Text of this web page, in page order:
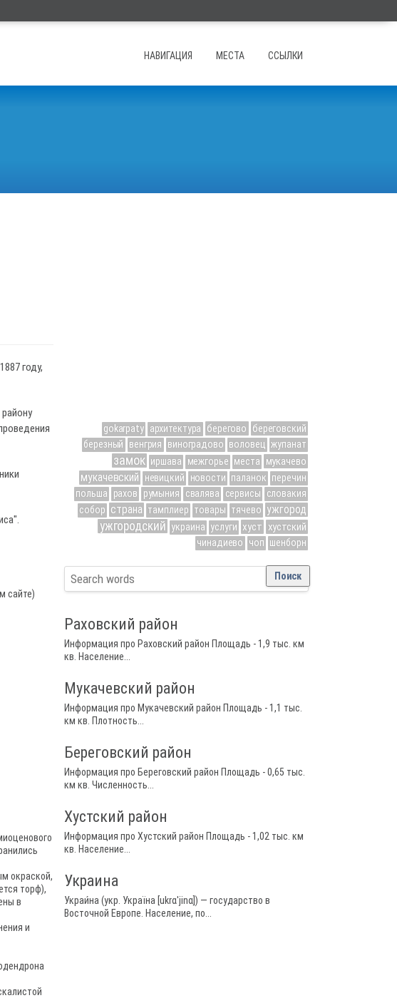
НАВИГАЦИЯ МЕСТА ССЫЛКИ
году,
сайте)
окраской,
торф),
в
и
gokarpaty архитектура берегово береговский
березный венгрия виноградово воловец жупанат
замок иршава межгорье места мукачево
мукачевский невицкий новости паланок перечин
польша рахов румыния свалява сервисы словакия
собор страна тамплиер товары тячево ужгород
ужгородский украина услуги хуст хустский
чинадиево чоп шенборн
Раховский район
Информация про Раховский район Площадь - 1,9 тыс. км
кв. Население...
Мукачевский район
Информация про Мукачевский район Площадь - 1,1 тыс.
км кв. Плотность...
Береговский район
Информация про Береговский район Площадь - 0,65 тыс.
км кв. Численность...
Хустский район
Информация про Хустский район Площадь - 1,02 тыс. км
кв. Население...
Украина
Украи́на (укр. Україна [ukrɑˈjinɑ]) — государство в
Восточной Европе. Население, по...